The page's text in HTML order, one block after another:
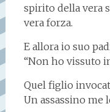
spirito della vera
vera forza.
E allora io suo
“Non ho vissuto
Quel figlio
Un assassino me